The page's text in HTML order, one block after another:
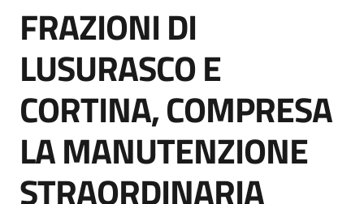
Seguici
su
FRAZIONI DI
LUSURASCO E
CORTINA, COMPRESA
LA MANUTENZIONE
STRAORDINARIA